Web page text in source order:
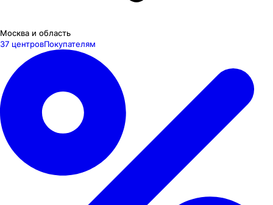
Москва и область
37 центровПокупателям